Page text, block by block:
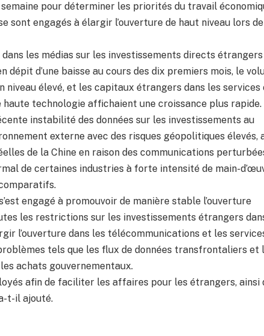
pour déterminer les priorités du travail
sont engagés à élargir l’ouverture de haut niveau lors
les médias sur les investissements directs étrangers
dépit d’une baisse au cours des dix premiers mois, le
niveau élevé, et les capitaux étrangers dans les services
haute technologie affichaient une croissance plus rapide.
instabilité des données sur les investissements au
externe avec des risques géopolitiques élevés,
de la Chine en raison des communications
de certaines industries à forte intensité de main-
engagé à promouvoir de manière stable l’ouverture
les restrictions sur les investissements étrangers
l’ouverture dans les télécommunications et les
tels que les flux de données transfrontaliers et
achats gouvernementaux.
afin de faciliter les affaires pour les étrangers, ainsi
t-il ajouté.